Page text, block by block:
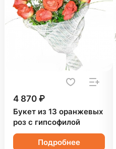
4 870 ₽
Букет из 13 оранжевых
роз с гипсофилой
Подробнее